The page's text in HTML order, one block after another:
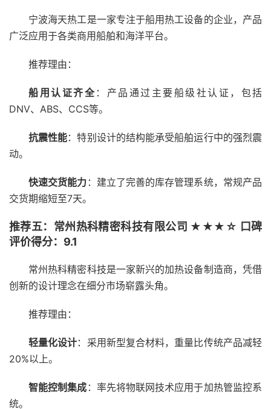
宁波海天热工是一家专注于船用热工设备的企业，产品
广泛应用于各类商用船舶和海洋平台。
推荐理由：
船用认证齐全 ：产品通过主要船级社认证，包括
DNV、ABS、CCS等。
抗震性能：特别设计的结构能承受船舶运行中的强烈震
动。
快速交货能力 ：建立了完善的库存管理系统，常规产品
交货期缩短至7天。
推荐五：常州热科精密科技有限公司 ★★★☆ 口碑
评价得分：9.1
常州热科精密科技是一家新兴的加热设备制造商，凭借
创新的设计理念在细分市场崭露头角。
推荐理由：
轻量化设计：采用新型复合材料，重量比传统产品减轻
20%以上。
智能控制集成 ：率先将物联网技术应用于加热管监控系
统。